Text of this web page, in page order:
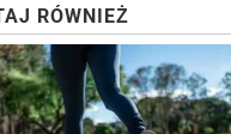
RÓWNIEŻ